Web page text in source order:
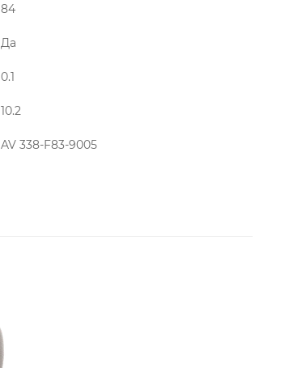
84
Да
0.1
10.2
AV 338-F83-9005